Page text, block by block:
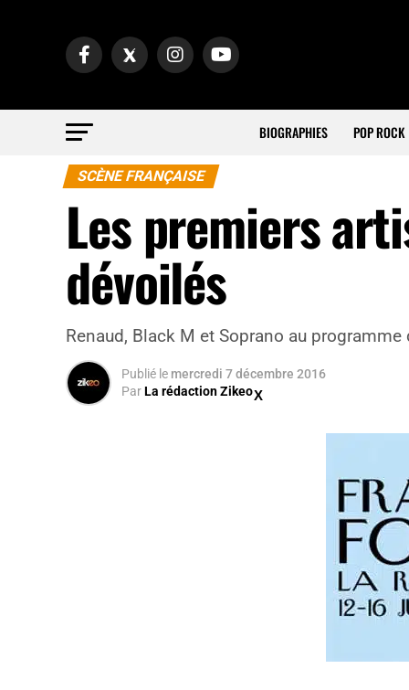
BIOGRAPHIES POP ROCK
SCÈNE FRANÇAISE
Les premiers
dévoilés
Renaud, Black M et Soprano au
Publié le mercredi 7 décembre 2016
ParLa rédaction Zikeo